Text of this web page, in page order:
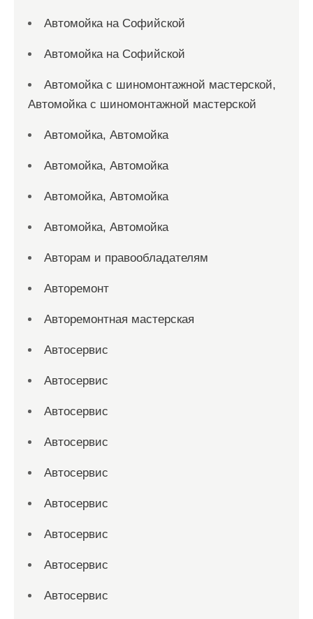
Автомойка на Софийской
Автомойка на Софийской
Автомойка с шиномонтажной мастерской,
Автомойка с шиномонтажной мастерской
Автомойка, Автомойка
Автомойка, Автомойка
Автомойка, Автомойка
Автомойка, Автомойка
Авторам и правообладателям
Авторемонт
Авторемонтная мастерская
Автосервис
Автосервис
Автосервис
Автосервис
Автосервис
Автосервис
Автосервис
Автосервис
Автосервис